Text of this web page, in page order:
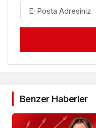
Benzer Haberler